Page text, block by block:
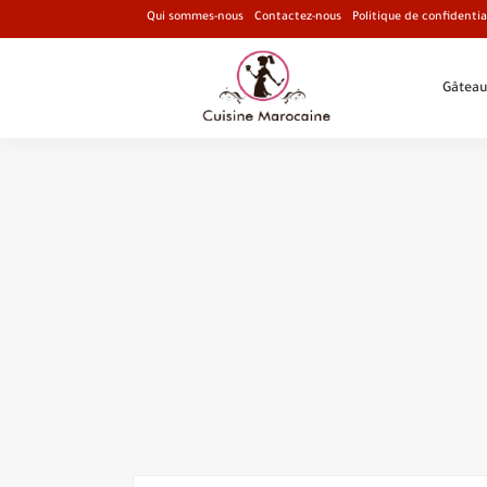
Qui sommes-nous Contactez-nous Politique de